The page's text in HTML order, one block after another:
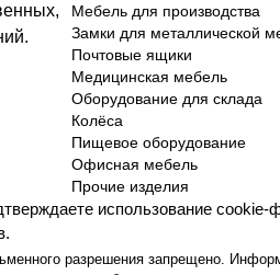
Мебель для производства
Замки для металлической
Почтовые ящики
Медицинская мебель
Оборудование для склада
Колёса
Пищевое оборудование
Офисная мебель
Прочие изделия
разрешения запрещено.
использование